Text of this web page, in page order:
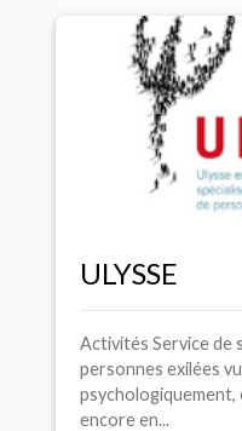
ULYSSE
Activités Service de
personnes exilées
psychologiquement,
encore en...